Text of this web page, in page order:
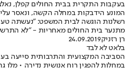
בעקבות התקרית בבית החולים קפלן,
המונע הידבקות במחלה הקשה, ונאסר
רשלנות הוגשה לבית המשפט: "נעשתה
מתנער בית החולים מאחריות - "לא
רן רזניק24.09.2019
בלאט לא לבד
הסביבה המקצועית והתרבותית סייעה
במחלות להפגין רוח אנושית נדירה • מלו